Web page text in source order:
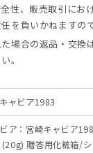
性、販売取引にお
を負いかねますの
場合の返品・交換
。
ャビア1983
ア：宮崎キャビア
(20g) 贈答用化粧箱/シ